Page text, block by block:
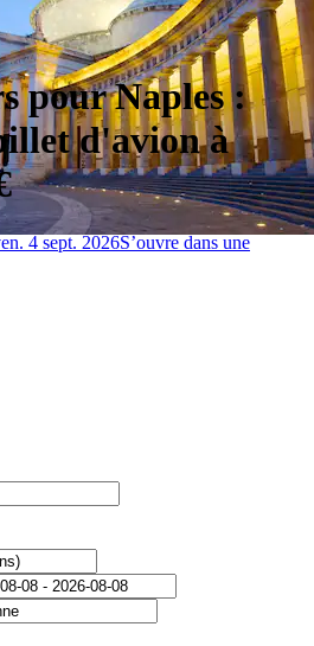
pour Naples :
d'avion à
4 sept. 2026S’ouvre dans une